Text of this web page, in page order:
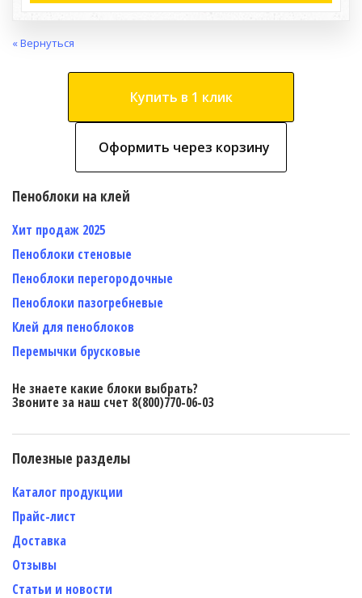
« Вернуться
Купить в 1 клик
Оформить через корзину
Пеноблоки на клей
Хит продаж 2025
Пеноблоки стеновые
Пеноблоки перегородочные
Пеноблоки пазогребневые
Клей для пеноблоков
Перемычки брусковые
Не знаете какие блоки выбрать?
Звоните за наш счет 8(800)770-06-03
Полезные разделы
Каталог продукции
Прайс-лист
Доставка
Отзывы
Статьи и новости